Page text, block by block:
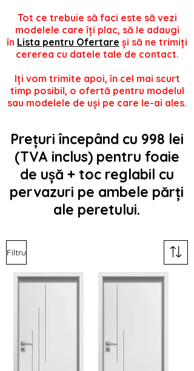
Tot ce trebuie să faci este să vezi
modelele care îți plac, să le adaugi
în Lista pentru Ofertare și să ne trimiți
cererea cu datele tale de contact.
Iți vom trimite apoi, în cel mai scurt
timp posibil, o ofertă pentru modelul
sau modelele de uși pe care le-ai ales.
Prețuri începând cu 998 lei
(TVA inclus) pentru foaie
de ușă + toc reglabil cu
pervazuri pe ambele părți
ale peretului.
Filtru